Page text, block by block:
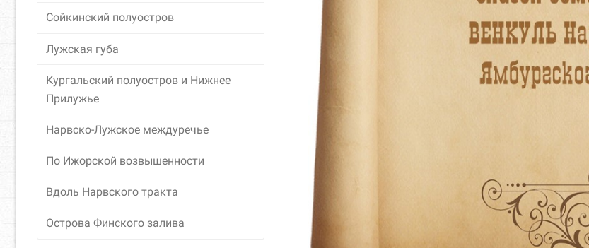
Сойкинский полуостров
Лужская губа
Кургальский полуостров и Нижнее
Прилужье
Нарвско-Лужское междуречье
По Ижорской возвышенности
Вдоль Нарвского тракта
Острова Финского залива
функционирования
веб-сайта.
Статистика и